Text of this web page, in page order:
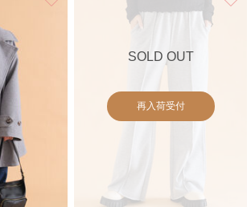
SOLD OUT
再入荷受付